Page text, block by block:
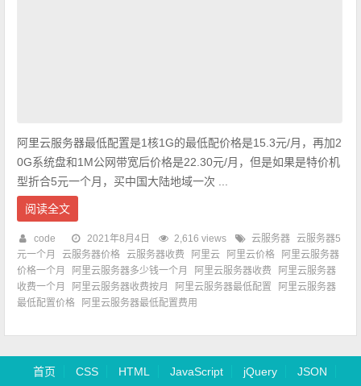
阿里云服务器最低配置是1核1G的最低配价格是15.3元/月，再加2
0G系统盘和1M公网带宽后价格是22.30元/月，但是如果是特价机
型折合5元一个月，买中国大陆地域一次 ...
阅读全文
code 2021年8月4日 2,616 views 云服务器 云服务器5
元一个月
云服务器价格 云服务器收费 阿里云 阿里云价格
阿里云服务器
价格一个月
阿里云服务器多少钱一个月 阿里云服务器收费
阿里云服务器
收费一个月
阿里云服务器收费按月 阿里云服务器最低配置
阿里云服务器
最低配置价格
阿里云服务器最低配置费用
首页 CSS HTML JavaScript jQuery JSON